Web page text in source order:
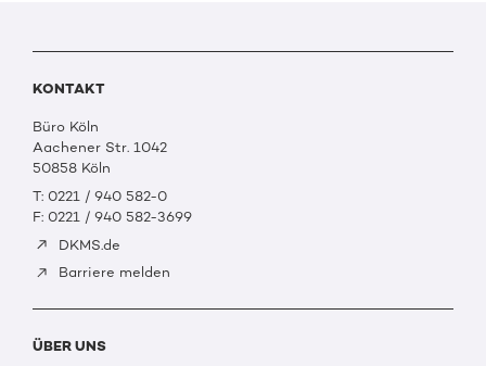
KONTAKT
Büro Köln
Aachener Str. 1042
50858 Köln
T: 0221 / 940 582-0
F: 0221 / 940 582-3699
DKMS.de
Barriere melden
ÜBER UNS